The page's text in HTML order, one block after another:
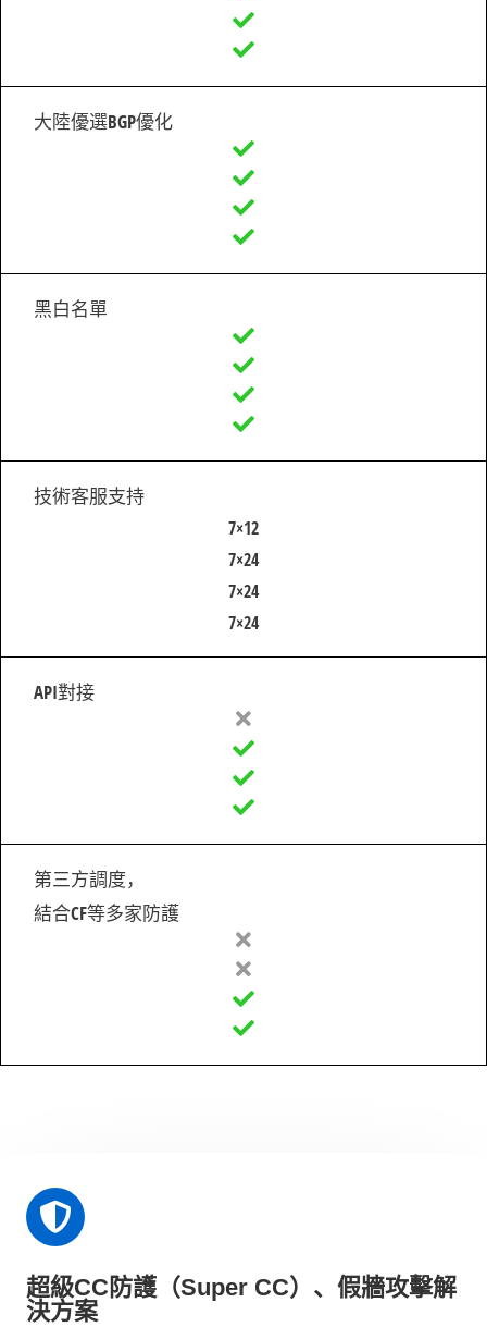
大陸優選BGP優化
黑白名單
技術客服支持
7×12
7×24
7×24
7×24
API對接
第三方調度，
結合CF等多家防護
超級CC防護（Super CC）、假牆攻擊解
決方案